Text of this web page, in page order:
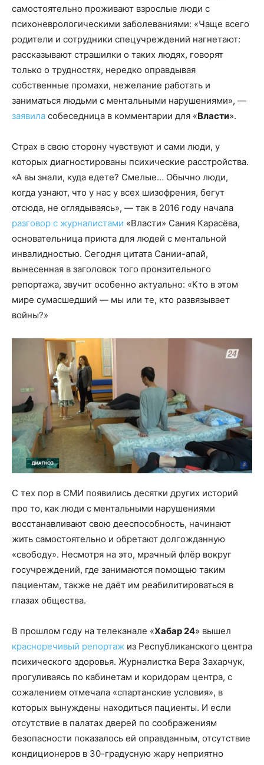
самостоятельно проживают взрослые люди с
психоневрологическими заболеваниями: «Чаще всего
родители и сотрудники спецучреждений нагнетают:
рассказывают страшилки о таких людях, говорят
только о трудностях, нередко оправдывая
собственные промахи, нежелание работать и
заниматься людьми с ментальными нарушениями», —
заявила собеседница в комментарии для «Власти».
Страх в свою сторону чувствуют и сами люди, у
которых диагностированы психические расстройства.
«А вы знали, куда едете? Смелые… Обычно люди,
когда узнают, что у нас у всех шизофрения, бегут
отсюда, не оглядываясь», — так в 2016 году начала
разговор с журналистами «Власти» Сания Карасёва,
основательница приюта для людей с ментальной
инвалидностью. Сегодня цитата Сании-апай,
вынесенная в заголовок того пронзительного
репортажа, звучит особенно актуально: «Кто в этом
мире сумасшедший — мы или те, кто развязывает
войны?»
С тех пор в СМИ появились десятки других историй
про то, как люди с ментальными нарушениями
восстанавливают свою дееспособность, начинают
жить самостоятельно и обретают долгожданную
«свободу». Несмотря на это, мрачный флёр вокруг
госучреждений, где занимаются помощью таким
пациентам, также не даёт им реабилитироваться в
глазах общества.
В прошлом году на телеканале «Хабар 24» вышел
красноречивый репортаж из Республиканского центра
психического здоровья. Журналистка Вера Захарчук,
прогуливаясь по кабинетам и коридорам центра, с
сожалением отмечала «спартанские условия», в
которых вынуждены находиться пациенты. И если
отсутствие в палатах дверей по соображениям
безопасности показалось ей оправданным, отсутствие
кондиционеров в 30-градусную жару неприятно